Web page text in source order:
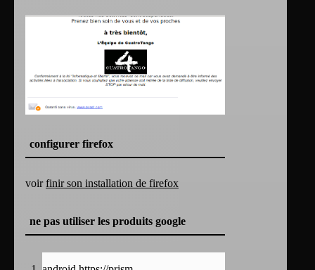
configurer firefox
voirfinir son installation de firefox
ne pas utiliser les produits google